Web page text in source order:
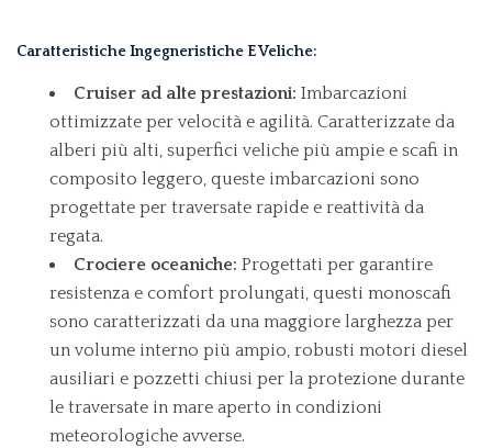
Caratteristiche Ingegneristiche E Veliche:
Cruiser ad alte prestazioni: Imbarcazioni
ottimizzate per velocità e agilità. Caratterizzate da
alberi più alti, superfici veliche più ampie e scafi in
composito leggero, queste imbarcazioni sono
progettate per traversate rapide e reattività da
regata.
Crociere oceaniche: Progettati per garantire
resistenza e comfort prolungati, questi monoscafi
sono caratterizzati da una maggiore larghezza per
un volume interno più ampio, robusti motori diesel
ausiliari e pozzetti chiusi per la protezione durante
le traversate in mare aperto in condizioni
meteorologiche avverse.